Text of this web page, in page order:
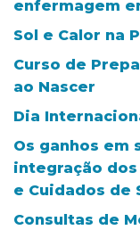
enfermagem
Sol e Calor na
Curso de
ao Nascer
Dia
Os ganhos em
integração
e Cuidados de
Consultas de